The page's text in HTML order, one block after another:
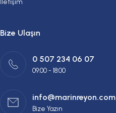
İletişim
Bize Ulaşın
0 507 234 06 07
09:00 - 18:00
info@marinreyon.com
Bize Yazın